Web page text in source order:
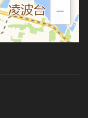
−